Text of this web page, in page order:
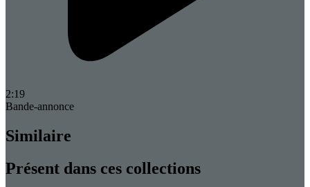
2:19
Bande-annonce
Similaire
Présent dans ces collections